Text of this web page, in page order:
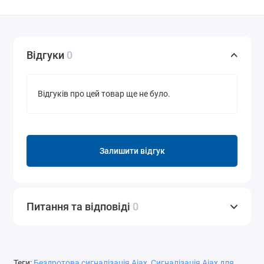
Відгуки 0
Відгуків про цей товар ще не було.
Залишити відгук
Питання та відповіді 0